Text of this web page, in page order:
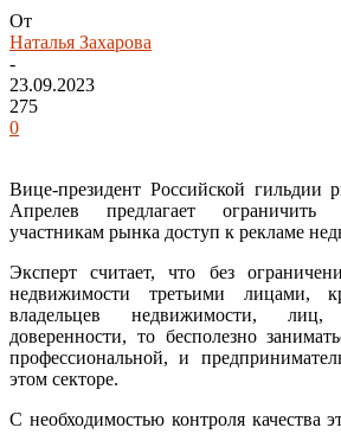
От
Наталья Захарова
-
23.09.2023
275
0
Вице-президент Российской гильдии
Апрелев предлагает ограничить
участникам рынка доступ к рекламе
Эксперт считает, что без
недвижимости третьими лицами,
владельцев недвижимости,
доверенности, то бесполезно
профессиональной, и
этом секторе.
С необходимостью контроля качества